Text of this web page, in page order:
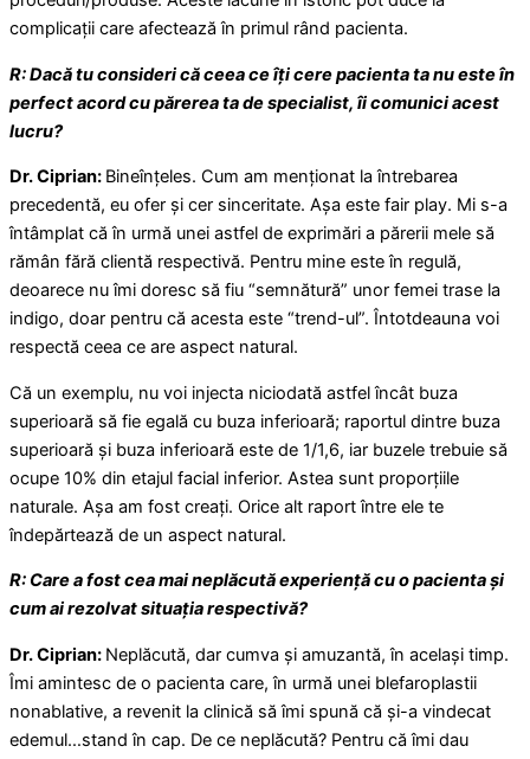
complicații care afectează în primul rând pacienta.
R: Dacă tu consideri că ceea ce îți cere pacienta ta nu este în
perfect acord cu părerea ta de specialist, îi comunici acest
lucru?
Dr. Ciprian: Bineînțeles. Cum am menționat la întrebarea
precedentă, eu ofer și cer sinceritate. Așa este fair play. Mi s-a
întâmplat că în urmă unei astfel de exprimări a părerii mele să
rămân fără clientă respectivă. Pentru mine este în regulă,
deoarece nu îmi doresc să fiu “semnătură” unor femei trase la
indigo, doar pentru că acesta este “trend-ul”. Întotdeauna voi
respectă ceea ce are aspect natural.
Că un exemplu, nu voi injecta niciodată astfel încât buza
superioară să fie egală cu buza inferioară; raportul dintre buza
superioară și buza inferioară este de 1/1,6, iar buzele trebuie să
ocupe 10% din etajul facial inferior. Astea sunt proporțiile
naturale. Așa am fost creați. Orice alt raport între ele te
îndepărtează de un aspect natural.
R: Care a fost cea mai neplăcută experiență cu o pacienta și
cum ai rezolvat situația respectivă?
Dr. Ciprian: Neplăcută, dar cumva și amuzantă, în același timp.
Îmi amintesc de o pacienta care, în urmă unei blefaroplastii
nonablative, a revenit la clinică să îmi spună că și-a vindecat
edemul…stand în cap. De ce neplăcută? Pentru că îmi dau